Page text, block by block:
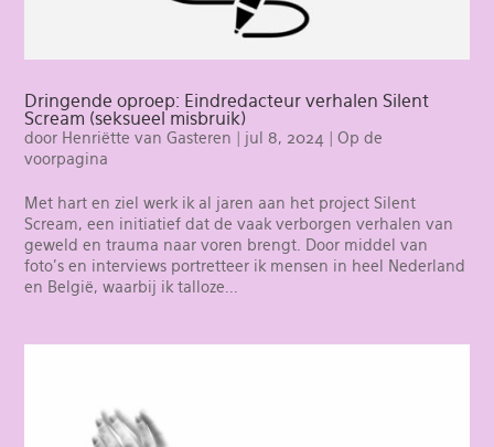
Dringende oproep: Eindredacteur verhalen Silent
Scream (seksueel misbruik)
door Henriëtte van Gasteren jul 8, 2024 |Op de
voorpagina
Met hart en ziel werk ik al jaren aan het project Silent
Scream, een initiatief dat de vaak verborgen verhalen van
geweld en trauma naar voren brengt. Door middel van
foto’s en interviews portretteer ik mensen in heel Nederland
en België, waarbij ik talloze...